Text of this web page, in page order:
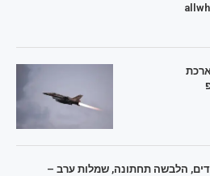
הלבשה תחתונה, שמלות ערב –